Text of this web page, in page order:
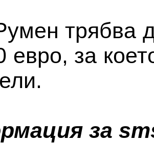
трябва
евро, за
за